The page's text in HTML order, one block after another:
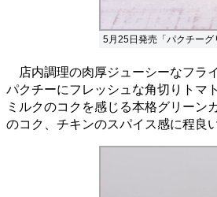
5月25日発売「パクチー
店内調理の肉厚ジューシーなフラ
パクチーにフレッシュな角切りトマ
ミルクのコクを感じる本格グリーン
のコク、チキンのスパイス感に程良